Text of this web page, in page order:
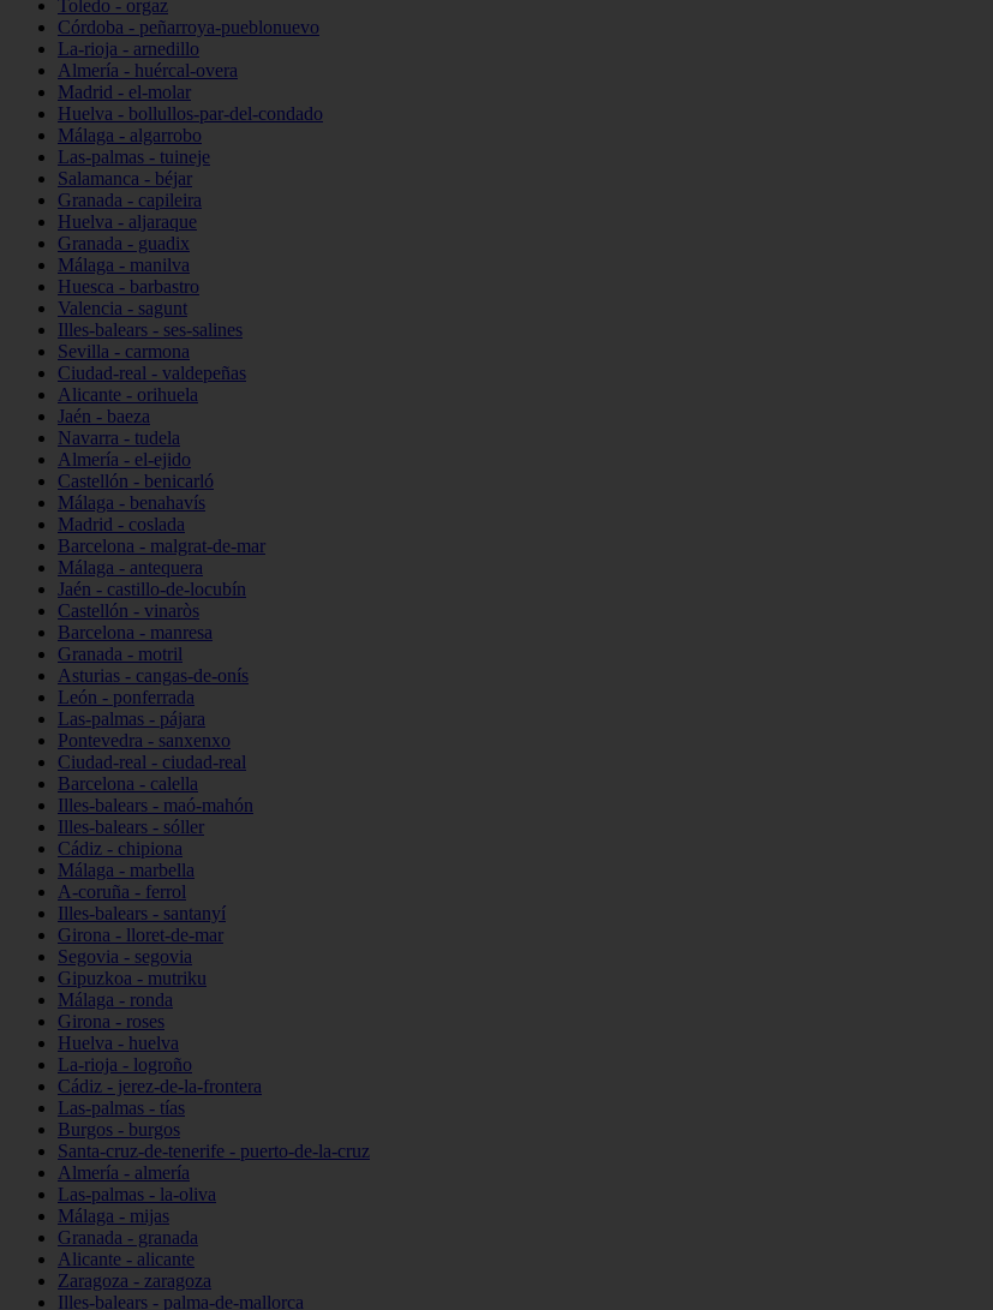
Toledo - orgaz
Córdoba - peñarroya-pueblonuevo
La-rioja - arnedillo
Almería - huércal-overa
Madrid - el-molar
Huelva - bollullos-par-del-condado
Málaga - algarrobo
Las-palmas - tuineje
Salamanca - béjar
Granada - capileira
Huelva - aljaraque
Granada - guadix
Málaga - manilva
Huesca - barbastro
Valencia - sagunt
Illes-balears - ses-salines
Sevilla - carmona
Ciudad-real - valdepeñas
Alicante - orihuela
Jaén - baeza
Navarra - tudela
Almería - el-ejido
Castellón - benicarló
Málaga - benahavís
Madrid - coslada
Barcelona - malgrat-de-mar
Málaga - antequera
Jaén - castillo-de-locubín
Castellón - vinaròs
Barcelona - manresa
Granada - motril
Asturias - cangas-de-onís
León - ponferrada
Las-palmas - pájara
Pontevedra - sanxenxo
Ciudad-real - ciudad-real
Barcelona - calella
Illes-balears - maó-mahón
Illes-balears - sóller
Cádiz - chipiona
Málaga - marbella
A-coruña - ferrol
Illes-balears - santanyí
Girona - lloret-de-mar
Segovia - segovia
Gipuzkoa - mutriku
Málaga - ronda
Girona - roses
Huelva - huelva
La-rioja - logroño
Cádiz - jerez-de-la-frontera
Las-palmas - tías
Burgos - burgos
Santa-cruz-de-tenerife - puerto-de-la-cruz
Almería - almería
Las-palmas - la-oliva
Málaga - mijas
Granada - granada
Alicante - alicante
Zaragoza - zaragoza
Illes-balears - palma-de-mallorca